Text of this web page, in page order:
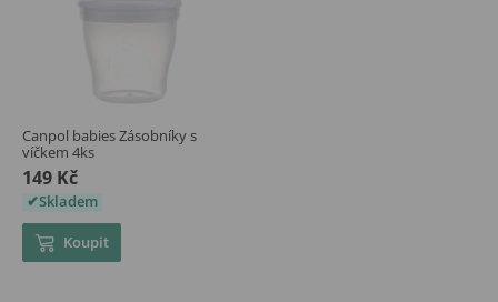
Canpol babies Zásobníky s
víčkem 4ks
149 Kč
Skladem
Koupit